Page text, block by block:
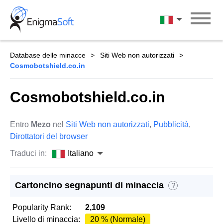
Skip
content
Italiano
Database delle minacce
Siti Web non autorizzati
Cosmobotshield.co.in
Cosmobotshield.co.in
Entro Mezo nel Siti Web non autorizzati, Pubblicità,
Dirottatori del browser
Traduci in:
Italiano
Cartoncino segnapunti di minaccia ?
Popularity Rank:
2,109
Livello di minaccia:
20 % (Normale)